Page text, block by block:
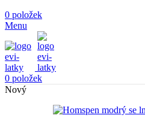
0 položek
Menu
0 položek
Nový